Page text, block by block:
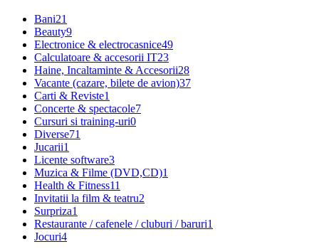
Bani21
Beauty9
Electronice & electrocasnice49
Calculatoare & accesorii IT23
Haine, Incaltaminte & Accesorii28
Vacante (cazare, bilete de avion)37
Carti & Reviste1
Concerte & spectacole7
Cursuri si training-uri0
Diverse71
Jucarii1
Licente software3
Muzica & Filme (DVD,CD)1
Health & Fitness11
Invitatii la film & teatru2
Surpriza1
Restaurante / cafenele / cluburi / baruri1
Jocuri4